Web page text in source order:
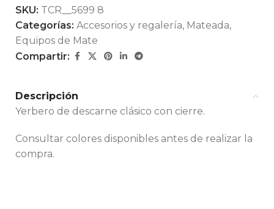
SKU: TCR__5699 8
Categorías: Accesorios y regalería, Mateada,
Equipos de Mate
Compartir:
Descripción
Yerbero de descarne clásico con cierre.
Consultar colores disponibles antes de realizar la
compra.